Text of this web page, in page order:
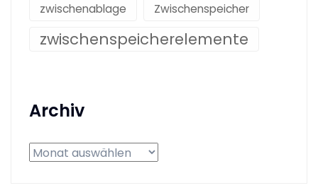
zwischenablage Zwischenspeicher
zwischenspeicherelemente
Archiv
Archiv